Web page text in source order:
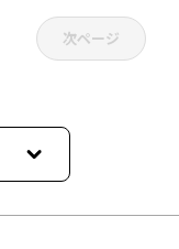
次ページ